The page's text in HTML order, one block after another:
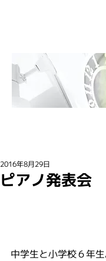
ピアノ発表会
2016年8月29日
中学生と小学校６年生